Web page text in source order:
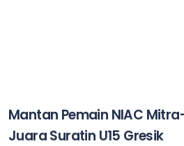
Mantan Pemain NIAC
Juara Suratin U15 Gresik